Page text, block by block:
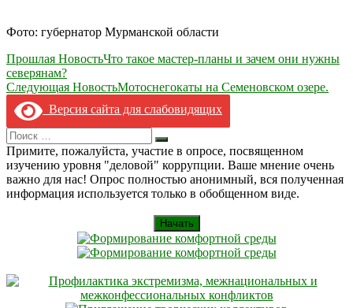
Фото: губернатор Мурманской области
Навигация
по
записям
Прошлая НовостьЧто такое мастер-планы и зачем они нужны
северянам?
Следующая НовостьМотоснегокаты на Семеновском озере.
Версия сайта для слабовидящих
Search
for:
Искать
Примите, пожалуйста, участие в опросе, посвященном
изучению уровня "деловой" коррупции. Ваше мнение очень
важно для нас! Опрос полностью анонимный, вся полученная
информация используется только в обобщенном виде.
Начать